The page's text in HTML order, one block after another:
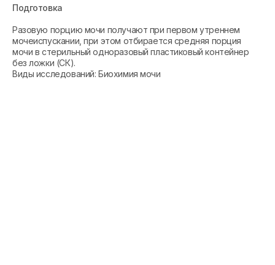
Подготовка
Разовую порцию мочи получают при первом утреннем
мочеиспускании, при этом отбирается средняя порция
мочи в стерильный одноразовый пластиковый контейнер
без ложки (СК).
Виды исследований: Биохимия мочи